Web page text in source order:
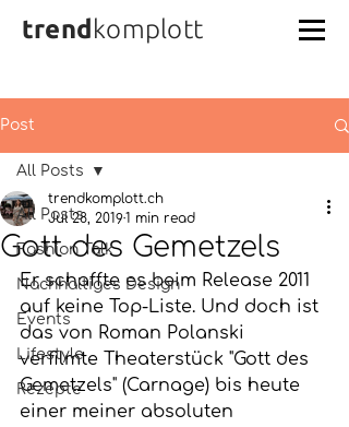
trend komplott
Post
All Posts
Fashion Talk
Nachhaltiges Design
Events
Lifestyle
Rezepte
All Posts
Gott des Gemetzels
trendkomplott.ch
Jul 28, 20191 min read
Er schaffte es beim Release 2011
auf keine Top-Liste. Und doch ist
das von Roman Polanski
verfilmte Theaterstück "Gott des
Gemetzels" (Carnage) bis heute
einer meiner absoluten